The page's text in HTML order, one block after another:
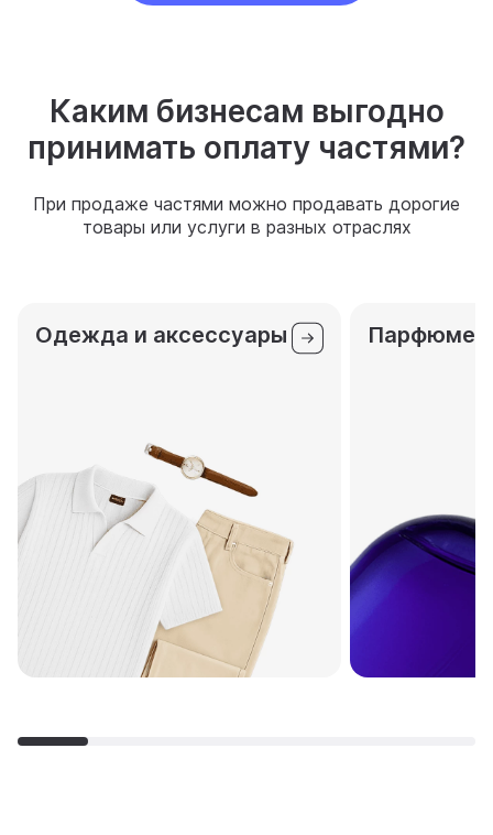
Каким бизнесам выгодно
принимать оплату частями?
При продаже частями можно продавать дорогие
товары или услуги в разных отраслях
Одежда и аксессуары